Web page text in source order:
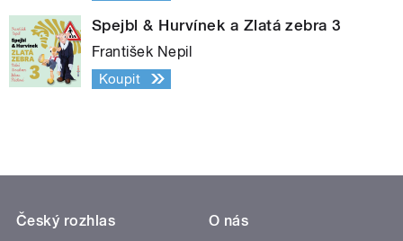
Spejbl & Hurvínek a Zlatá zebra 3
František Nepil
Koupit
Český rozhlas
O nás